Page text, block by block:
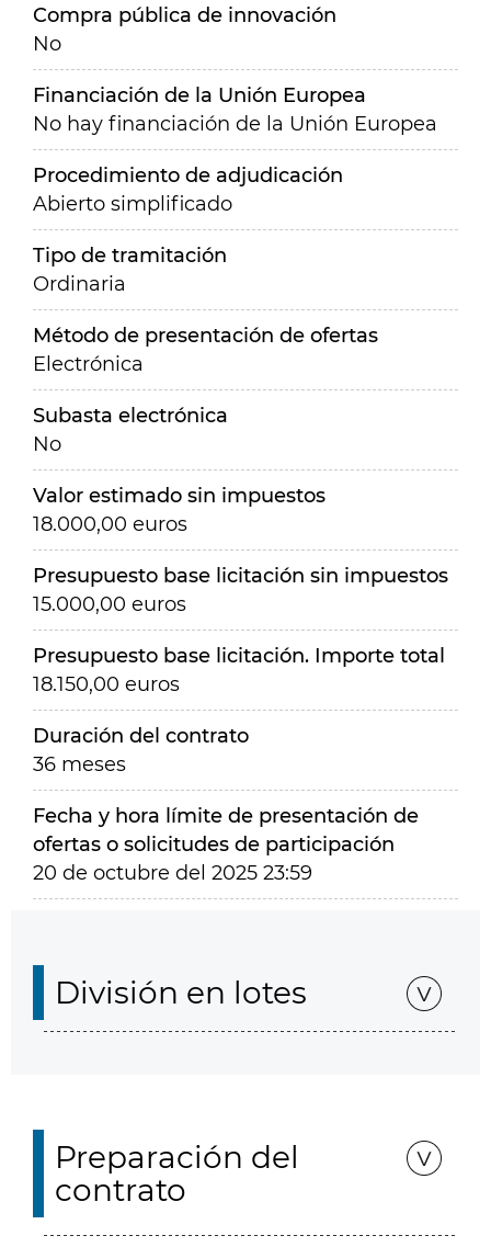
Compra pública de innovación
No
Financiación de la Unión Europea
No hay financiación de la Unión Europea
Procedimiento de adjudicación
Abierto simplificado
Tipo de tramitación
Ordinaria
Método de presentación de ofertas
Electrónica
Subasta electrónica
No
Valor estimado sin impuestos
18.000,00 euros
Presupuesto base licitación sin impuestos
15.000,00 euros
Presupuesto base licitación. Importe total
18.150,00 euros
Duración del contrato
36 meses
Fecha y hora límite de presentación de
ofertas o solicitudes de participación
20 de octubre del 2025 23:59
División en lotes
Preparación del
contrato